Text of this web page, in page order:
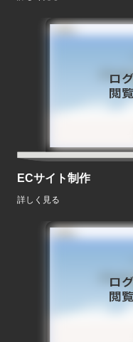
ECサイト制作
詳しく見る